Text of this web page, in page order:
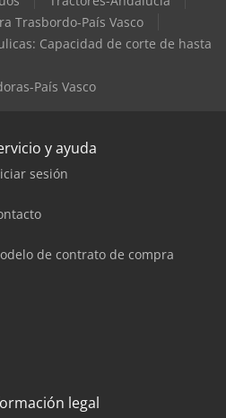
Trasbordo-País Vasco
Capacidad de corte de hasta
País Vasco
y ayuda
sesión
de contrato de compra
legal